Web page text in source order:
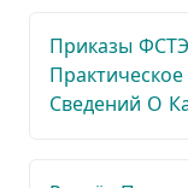
Приказы
Сведений О